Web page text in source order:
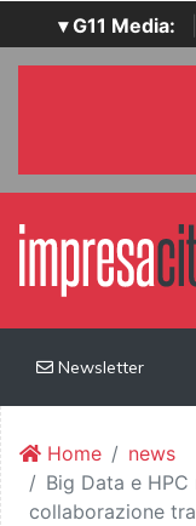
▾ G11 Media:
SecurityOpenLab
Newsletter
Home
news
Big Data e
collaborazione